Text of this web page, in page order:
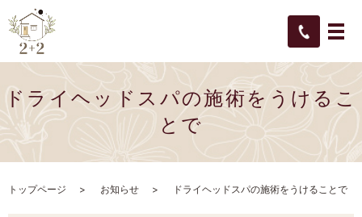
ドライヘッドスパの施術をうけるこ
とで
トップページ お知らせ ドライヘッドスパの施術をうけることで